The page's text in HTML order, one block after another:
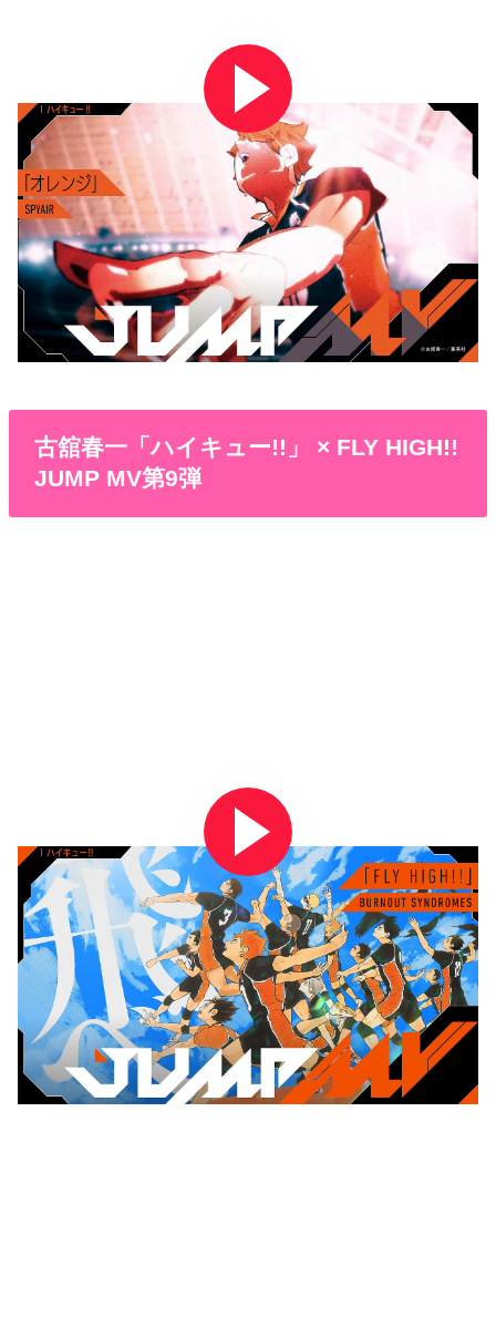
古舘春一「ハイキュー!!」 × FLY HIGH!!
JUMP MV第9弾